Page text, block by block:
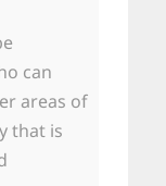
can
areas of
that is